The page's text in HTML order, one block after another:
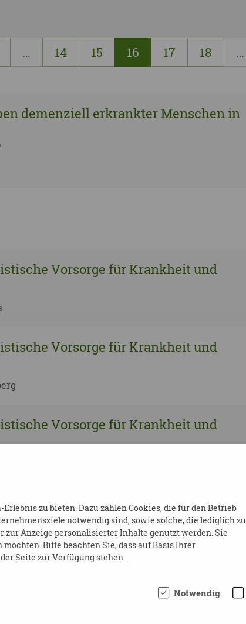
Seite
… 14 15 16 17 18 …
demenziell erkrankter Menschen in
Vorsorge für Krankheit und
Vorsorge für Krankheit und
Vorsorge für Krankheit und
Vorsorge für Krankheit und
zu bieten. Dazu zählen Cookies, die für den Betrieb
notwendig sind, sowie solche, die lediglich zu
Anzeige personalisierter Inhalte genutzt werden. Sie
Bitte beachten Sie, dass auf Basis Ihrer
Seite zur Verfügung stehen.
Notwendig